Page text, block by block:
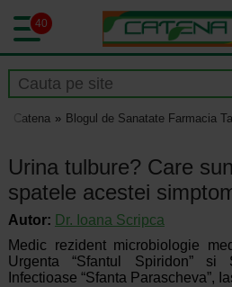
40
Catena Blogul de Sanatate Farmacia Ta
Urina tulbure? Care
spatele acestei
Autor: Dr. Ioana Scripca
Medic rezident microbiologie
Urgenta “Sfantul Spiridon”
Infectioase “Sfanta Parascheva”,